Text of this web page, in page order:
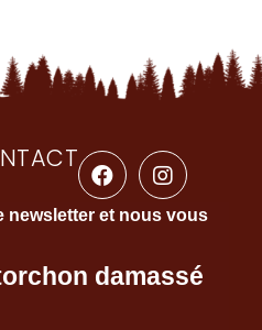
newsletter et nous vous
damassé